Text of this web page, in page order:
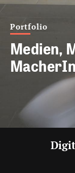
Portfolio
Medien,